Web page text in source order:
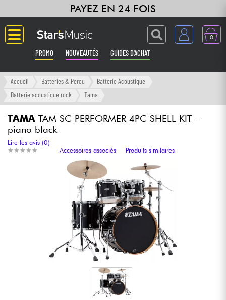
PAYEZ EN 24 FOIS
0
PROMO NOUVEAUTÉS GUIDES D'ACHAT
Langue
Amplis & Effets
Synthés & Sampleurs
Home Studio
Accueil Batteries & Percu
Batterie Acoustique
Batterie acoustique rock
Tama
TAMA TAM SC PERFORMER 4PC SHELL KIT -
piano black
★ ★ ★ ★ ★
★ ★ ★ ★ ★
Lire les avis (0)
Accessoires associés
Produits similaires